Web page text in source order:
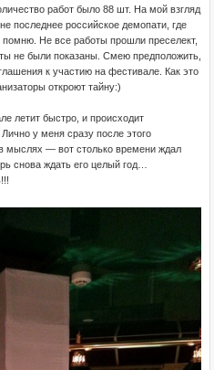
работ было 88 шт. На мой взгляд
последнее российское демопати, где
Не все работы прошли преселект,
не были показаны. Смею предположить,
к участию на фестивале. Как это
откроют тайну:)
летит быстро, и происходит
у меня сразу после этого
мыслях — вот столько времени ждал
снова ждать его целый год…